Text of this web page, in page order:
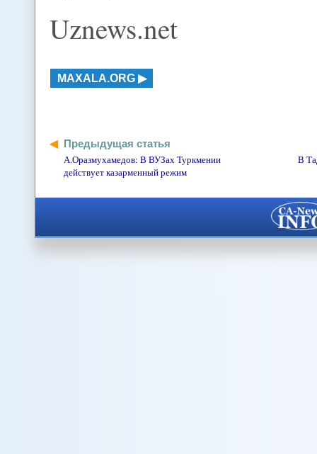
Uznews.net
MAXALA.ORG
Предыдущая статья
А.Оразмухамедов: В ВУЗах Туркмении
действует казарменный режим
В